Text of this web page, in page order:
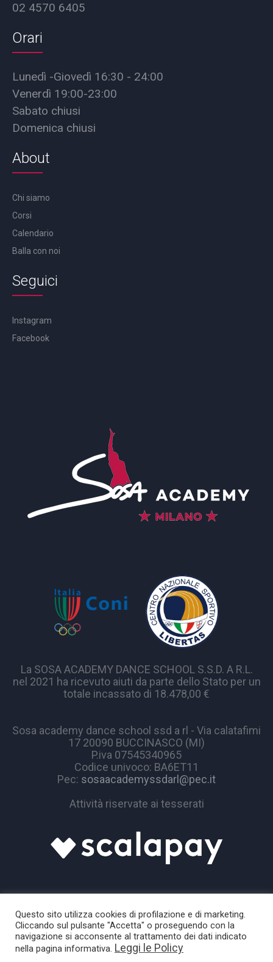
02 4570 6405
Orari
Lunedì -Giovedì 16:30 - 24:00
Venerdì 19:00-23:00
Sabato chiusi
Domenica chiusi
About
Chi siamo
Corsi
Calendario
Balla con noi
Seguici
Instagram
Facebook
La SOSA ACADEMY DANCE SCHOOL S.S.D. A R.L.
nel 2021 ha ricevuto aiuti da parte dello Stato per un
totale incassato di 18.478,00 €
Sosa academy dance school ssd a rl - Via calatafimi
17 20090 BUCCINASCO (MI)
P.iva 07545340965
Codice univoco: BA6ET11
Pec: sosaacademyssdarl@pec.it
Attività riservate ai tesserati
Sosa Academy © 2024 / All Rights Reserved
Questo sito utilizza cookies di profilazione e di marketing.
Cliccando sul pulsante "Accetta" o proseguendo con la
navigazione si acconsente al trattamento dei dati indicato
nella pagina informativa. Leggi le Policy